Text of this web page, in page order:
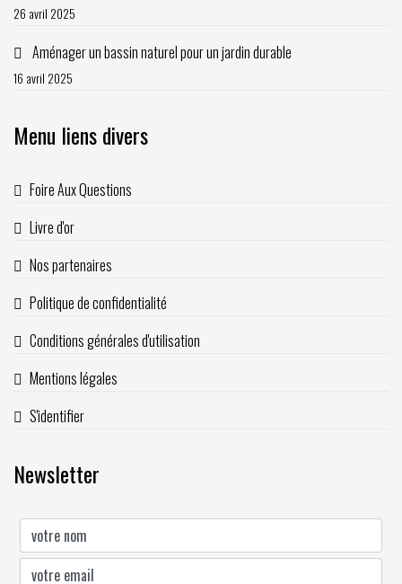
26 avril 2025
Aménager un bassin naturel pour un jardin durable
16 avril 2025
Menu liens divers
Foire Aux Questions
Livre d'or
Nos partenaires
Politique de confidentialité
Conditions générales d'utilisation
Mentions légales
S'identifier
Newsletter